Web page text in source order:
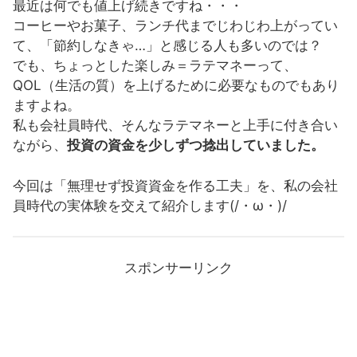
最近は何でも値上げ続きですね・・・
コーヒーやお菓子、ランチ代までじわじわ上がってい
て、「節約しなきゃ…」と感じる人も多いのでは？
でも、ちょっとした楽しみ＝ラテマネーって、
QOL（生活の質）を上げるために必要なものでもあり
ますよね。
私も会社員時代、そんなラテマネーと上手に付き合い
ながら、 投資の資金を少しずつ捻出していました。
今回は「無理せず投資資金を作る工夫」を、私の会社
員時代の実体験を交えて紹介します(/・ω・)/
スポンサーリンク